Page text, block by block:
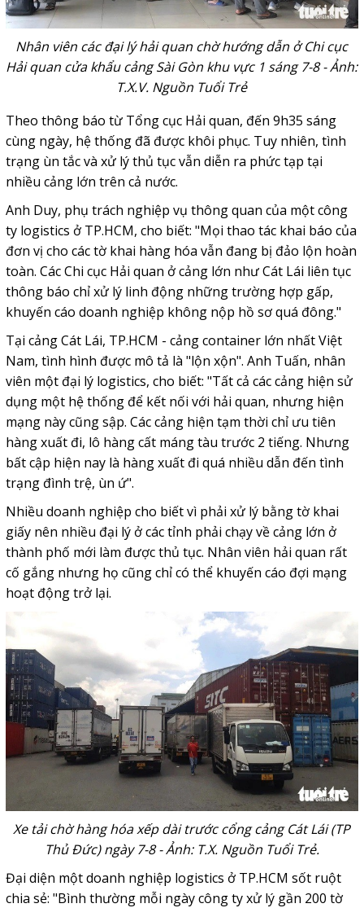
Nhân viên các đại lý hải quan chờ hướng dẫn ở Chi cục
Hải quan cửa khẩu cảng Sài Gòn khu vực 1 sáng 7-8 - Ảnh:
T.X.V. Nguồn Tuổi Trẻ
Theo thông báo từ Tổng cục Hải quan, đến 9h35 sáng
cùng ngày, hệ thống đã được khôi phục. Tuy nhiên, tình
trạng ùn tắc và xử lý thủ tục vẫn diễn ra phức tạp tại
nhiều cảng lớn trên cả nước.
Anh Duy, phụ trách nghiệp vụ thông quan của một công
ty logistics ở TP.HCM, cho biết: "Mọi thao tác khai báo của
đơn vị cho các tờ khai hàng hóa vẫn đang bị đảo lộn hoàn
toàn. Các Chi cục Hải quan ở cảng lớn như Cát Lái liên tục
thông báo chỉ xử lý linh động những trường hợp gấp,
khuyến cáo doanh nghiệp không nộp hồ sơ quá đông."
Tại cảng Cát Lái, TP.HCM - cảng container lớn nhất Việt
Nam, tình hình được mô tả là "lộn xộn". Anh Tuấn, nhân
viên một đại lý logistics, cho biết: "Tất cả các cảng hiện sử
dụng một hệ thống để kết nối với hải quan, nhưng hiện
mạng này cũng sập. Các cảng hiện tạm thời chỉ ưu tiên
hàng xuất đi, lô hàng cất máng tàu trước 2 tiếng. Nhưng
bất cập hiện nay là hàng xuất đi quá nhiều dẫn đến tình
trạng đình trệ, ùn ứ".
Nhiều doanh nghiệp cho biết vì phải xử lý bằng tờ khai
giấy nên nhiều đại lý ở các tỉnh phải chạy về cảng lớn ở
thành phố mới làm được thủ tục. Nhân viên hải quan rất
cố gắng nhưng họ cũng chỉ có thể khuyến cáo đợi mạng
hoạt động trở lại.
Xe tải chờ hàng hóa xếp dài trước cổng cảng Cát Lái (TP
Thủ Đức) ngày 7-8 - Ảnh: T.X. Nguồn Tuổi Trẻ.
Đại diện một doanh nghiệp logistics ở TP.HCM sốt ruột
chia sẻ: "Bình thường mỗi ngày công ty xử lý gần 200 tờ